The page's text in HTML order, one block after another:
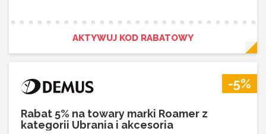
AKTYWUJ KOD RABATOWY
-5%
Rabat 5% na towary marki Roamer z
kategorii Ubrania i akcesoria